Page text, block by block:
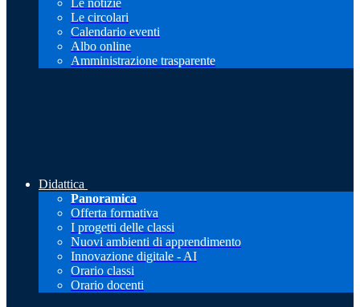
Le notizie
Le circolari
Calendario eventi
Albo online
Amministrazione trasparente
Didattica
Panoramica
Offerta formativa
I progetti delle classi
Nuovi ambienti di apprendimento
Innovazione digitale - AI
Orario classi
Orario docenti